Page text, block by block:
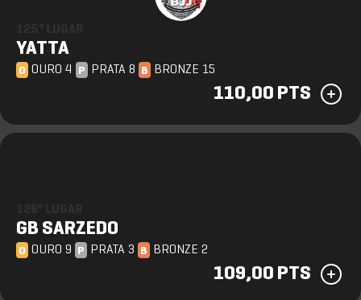
YATTA
O OURO 4 P PRATA 8 B BRONZE 15
110,00 PTS
GB SARZEDO
O OURO 9 P PRATA 3 B BRONZE 2
109,00 PTS